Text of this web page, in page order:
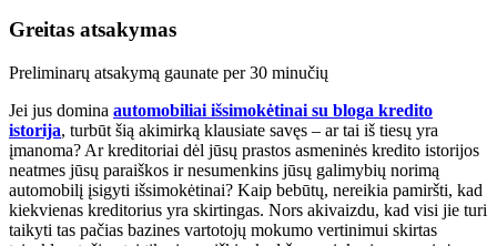
Greitas atsakymas
Preliminarų atsakymą gaunate per 30 minučių
Jei jus domina automobiliai išsimokėtinai su bloga kredito
istorija, turbūt šią akimirką klausiate savęs – ar tai iš tiesų yra
įmanoma? Ar kreditoriai dėl jūsų prastos asmeninės kredito istorijos
neatmes jūsų paraiškos ir nesumenkins jūsų galimybių norimą
automobilį įsigyti išsimokėtinai? Kaip bebūtų, nereikia pamiršti, kad
kiekvienas kreditorius yra skirtingas. Nors akivaizdu, kad visi jie turi
taikyti tas pačias bazines vartotojų mokumo vertinimui skirtas